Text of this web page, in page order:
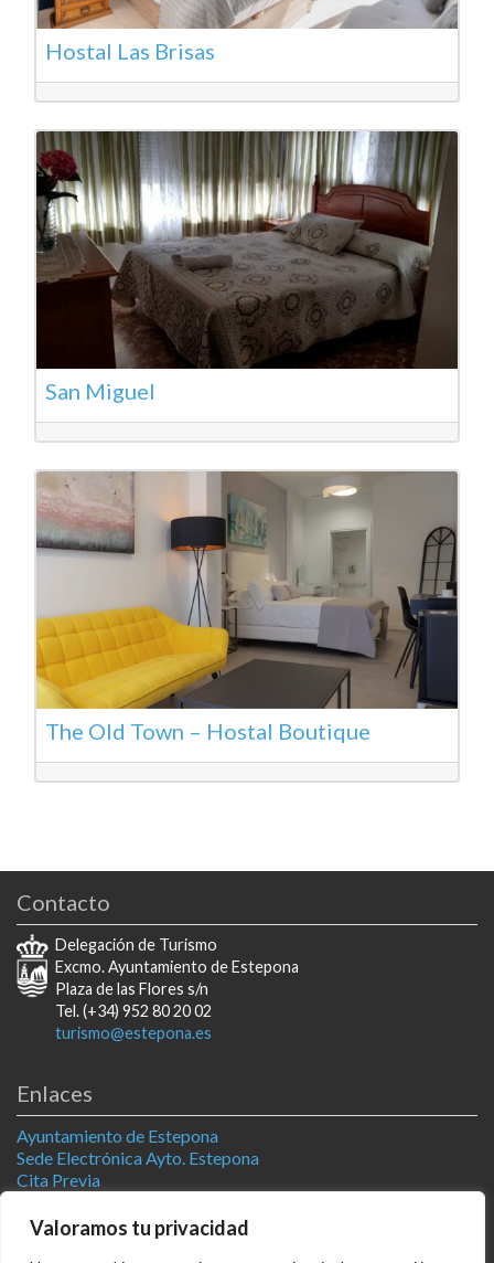
Valoramos tu privacidad
Hostal Las Brisas
San Miguel
The Old Town – Hostal Boutique
Contacto
Delegación de Turismo
Excmo. Ayuntamiento de Estepona
Plaza de las Flores s/n
Tel. (+34) 952 80 20 02
turismo@estepona.es
Enlaces
Ayuntamiento de Estepona
Sede Electrónica Ayto. Estepona
Cita Previa
Televisión Estepona